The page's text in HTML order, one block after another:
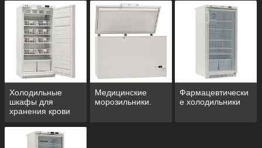
фармацевтических компаний
аптек
лабораторий
диагностических центров
ветеринарных клиник
образовательных учреждений (школьных,
дошкольных и профессиональных)
салонов красоты, косметологических кабинетов и др.
Холодильные
шкафы для
хранения крови
Медицинские
морозильники.
Фармацевтически
е холодильники